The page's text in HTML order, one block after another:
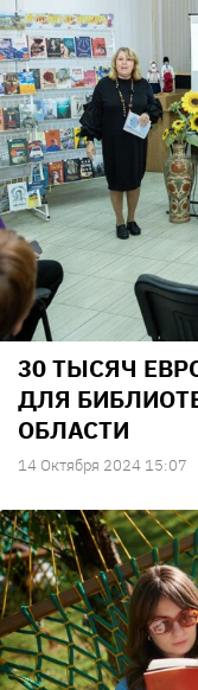
30 ТЫСЯЧ
ДЛЯ
ОБЛАСТИ
14 Октября 2024 15:07